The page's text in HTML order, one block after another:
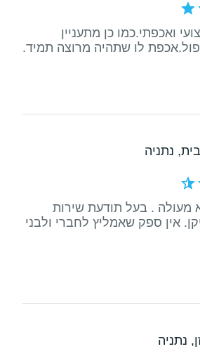
ואכפתי.כמו כן מתעניין
לו שתהיה מרוצה תמיד.
, נתניה
מעולה . בעל תודעת שירות
אין ספק שאמליץ לחברי ולבני
, נתניה